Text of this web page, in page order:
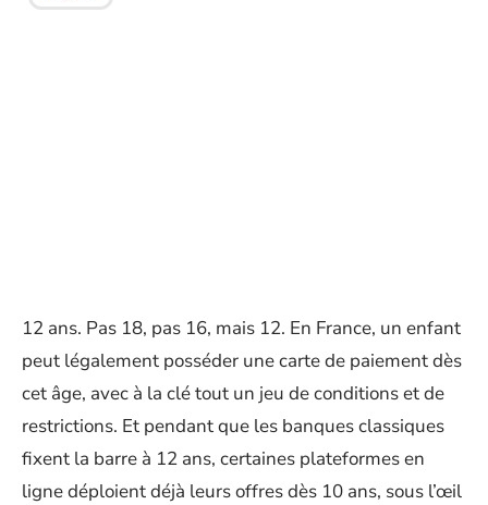
12 ans. Pas 18, pas 16, mais 12. En France, un enfant
peut légalement posséder une carte de paiement dès
cet âge, avec à la clé tout un jeu de conditions et de
restrictions. Et pendant que les banques classiques
fixent la barre à 12 ans, certaines plateformes en
ligne déploient déjà leurs offres dès 10 ans, sous l’œil